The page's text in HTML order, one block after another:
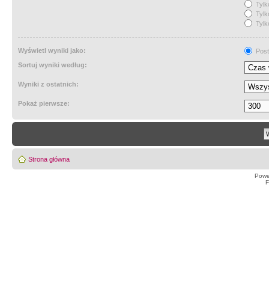
Wyświetl wyniki jako:
Sortuj wyniki według:
Wyniki z ostatnich:
Pokaż pierwsze:
Strona główna